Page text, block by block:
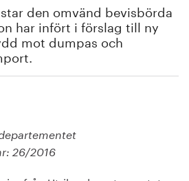
den omvänd bevisbörda
har infört i förslag till ny
mot dumpas och
26/2016